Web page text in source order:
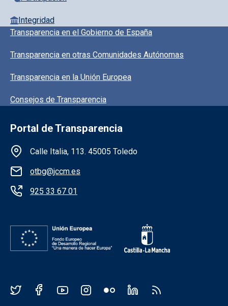
Integridad
Pie de pagina información
Transparencia en el Gobierno de España
Transparencia en otras Comunidades Autónomas
Transparencia en la Unión Europea
Consejos de Transparencia
Portal de Transparencia
Información de la institución
Calle Italia, 113. 45005 Toledo
otbg@jccm.es
925 33 67 01
Redes sociales JCCM